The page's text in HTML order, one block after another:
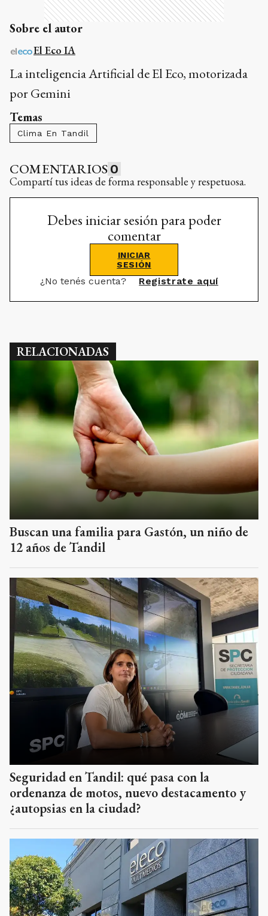
Sobre el autor
El Eco IA
La inteligencia Artificial de El Eco, motorizada
por Gemini
Temas
Clima En Tandil
COMENTARIOS 0
Compartí tus ideas de forma responsable y respetuosa.
Debes iniciar sesión para poder
comentar
INICIAR
SESIÓN
¿No tenés cuenta? Registrate aquí
RELACIONADAS
Buscan una familia para Gastón, un niño de
12 años de Tandil
Seguridad en Tandil: qué pasa con la
ordenanza de motos, nuevo destacamento y
¿autopsias en la ciudad?